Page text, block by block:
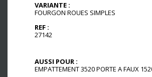
VARIANTE :
FOURGON ROUES SIMPLES
REF :
27142
AUSSI POUR :
EMPATTEMENT 3520 PORTE A FAUX